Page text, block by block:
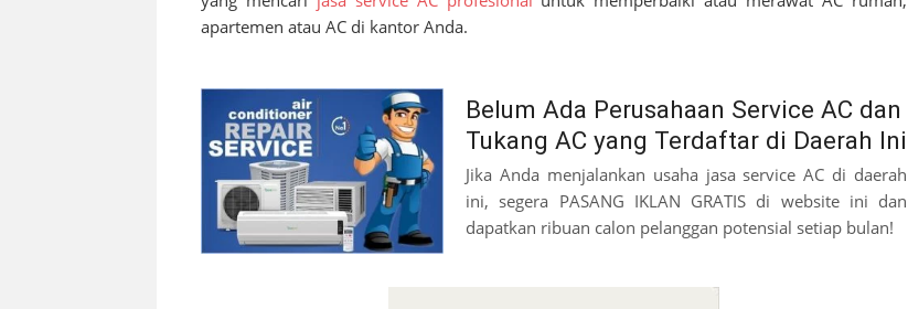
apartemen atau AC di kantor Anda.
Belum Ada Perusahaan Service AC dan
Tukang AC yang Terdaftar di Daerah Ini
Jika Anda menjalankan usaha jasa service AC di daerah
ini, segera PASANG IKLAN GRATIS di website ini dan
dapatkan ribuan calon pelanggan potensial setiap bulan!